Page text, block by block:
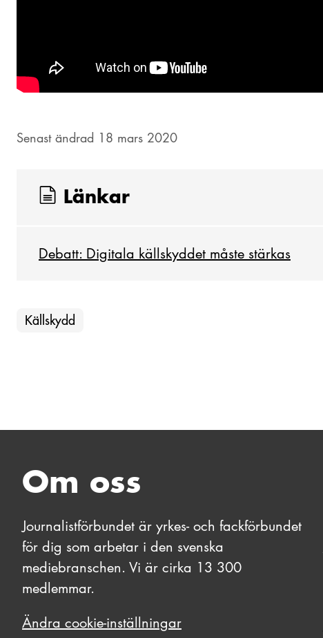
Senast ändrad 18 mars 2020
Länkar
Debatt: Digitala källskyddet måste stärkas
Källskydd
Om oss
Journalistförbundet är yrkes- och fackförbundet
för dig som arbetar i den svenska
mediebranschen. Vi är cirka 13 300
medlemmar.
Ändra cookie-inställningar